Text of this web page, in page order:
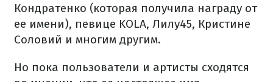
Кондратенко (которая получила награду от
ее имени), певице KOLA, Лилу45, Кристине
Соловий и многим другим.
Но пока пользователи и артисты сходятся